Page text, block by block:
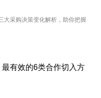
大采购决策变化解析，助你把握
有效的6类合作切入方